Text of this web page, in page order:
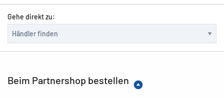
Gehe direkt zu:
Beim Partnershop bestellen